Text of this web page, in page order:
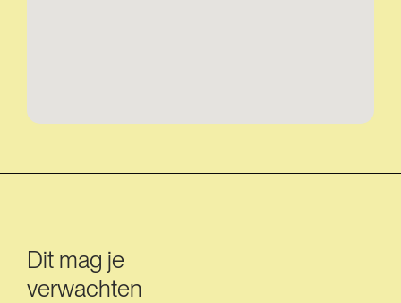
Dit mag je
verwachten